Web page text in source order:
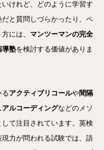
けれど、どのように学習す
と質問しづらかったり、ペ
には、 マンツーマンの完全
導塾を検討する価値がありま
るアクティブリコールや間隔
アルコーディングなどのメソ
て注目されています。英検
力が問われる試験では、語